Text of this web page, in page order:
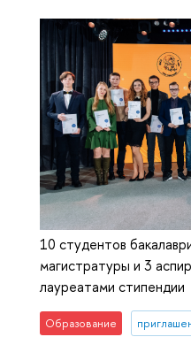
10 студентов
магистратуры и 3
лауреатами стипендии
Образование